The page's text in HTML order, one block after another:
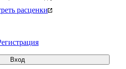
расценки
Вход